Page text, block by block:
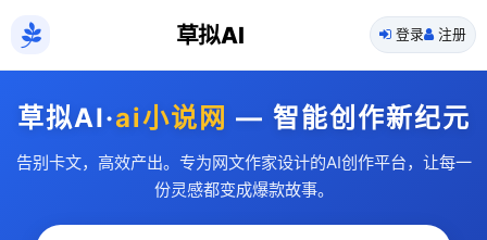
草拟AI 登录 注册
草拟AI·ai小说网 — 智能创作新纪元
告别卡文，高效产出。专为网文作家设计的AI创作平台，让每一
份灵感都变成爆款故事。